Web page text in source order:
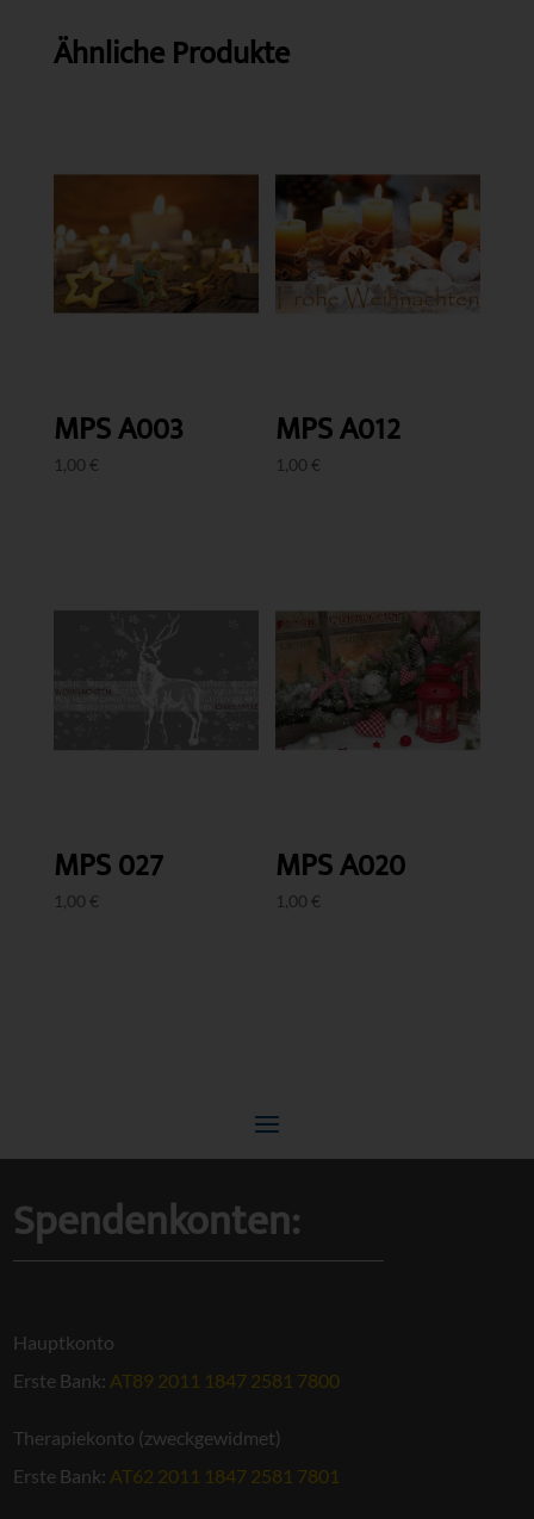
Ähnliche Produkte
MPS A003
1,00 €
MPS A012
1,00 €
MPS 027
1,00 €
MPS A020
1,00 €
Spendenkonten:
Hauptkonto
Erste Bank: AT89 2011 1847 2581 7800
Therapiekonto (zweckgewidmet)
Erste Bank: AT62 2011 1847 2581 7801